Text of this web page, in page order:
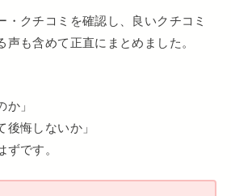
・クチコミを確認し、良いクチコミ
も含めて正直にまとめました。
」
後悔しないか」
です。